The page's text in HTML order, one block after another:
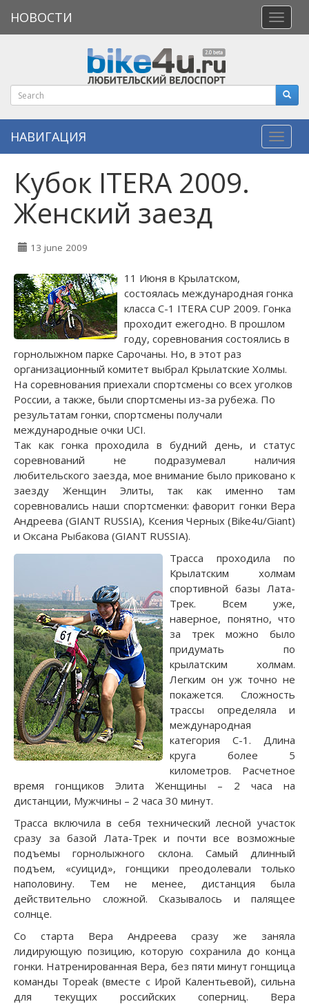
меню
НОВОСТИ
НАВИГАЦИЯ
Кубок ITERA 2009.
Женский заезд
13 june 2009
11 Июня в Крылатском,
состоялась международная гонка
класса C-1 ITERA CUP 2009. Гонка
проходит ежегодно. В прошлом
году, соревнования состоялись в
горнолыжном парке Сарочаны. Но, в этот раз
организационный комитет выбрал Крылатские Холмы.
На соревнования приехали спортсмены со всех уголков
России, а также, были спортсмены из-за рубежа. По
результатам гонки, спортсмены получали
международные очки UCI.
Так как гонка проходила в будний день, и статус
соревнований не подразумевал наличия
любительского заезда, мое внимание было приковано к
заезду Женщин Элиты, так как именно там
соревновались наши спортсменки: фаворит гонки Вера
Андреева (GIANT RUSSIA), Ксения Черных (Bike4u/Giant)
и Оксана Рыбакова (GIANT RUSSIA).
Трасса проходила по
Крылатским холмам
спортивной базы Лата-
Трек. Всем уже,
наверное, понятно, что
за трек можно было
придумать по
крылатским холмам.
Легким он уж точно не
покажется. Сложность
трассы определяла и
международная
категория C-1. Длина
круга более 5
километров. Расчетное
время гонщиков Элита Женщины – 2 часа на
дистанции, Мужчины – 2 часа 30 минут.
Трасса включила в себя технический лесной участок
сразу за базой Лата-Трек и почти все возможные
подъемы горнолыжного склона. Самый длинный
подъем, «суицид», гонщики преодолевали только
наполовину. Тем не менее, дистанция была
действительно сложной. Сказывалось и палящее
солнце.
Со старта Вера Андреева сразу же заняла
лидирующую позицию, которую сохранила до конца
гонки. Натренированная Вера, без пяти минут гонщица
команды Topeak (вместе с Ирой Калентьевой), сильна
для текущих российских соперниц. Вера